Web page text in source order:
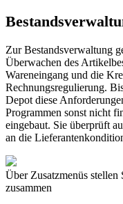
Zur Bestandsverwaltung
Überwachen des
Wareneingang und die
Rechnungsregulierung.
Depot diese
Programmen sonst nicht
eingebaut. Sie überprüft
an die
Über Zusatzmenüs
zusammen